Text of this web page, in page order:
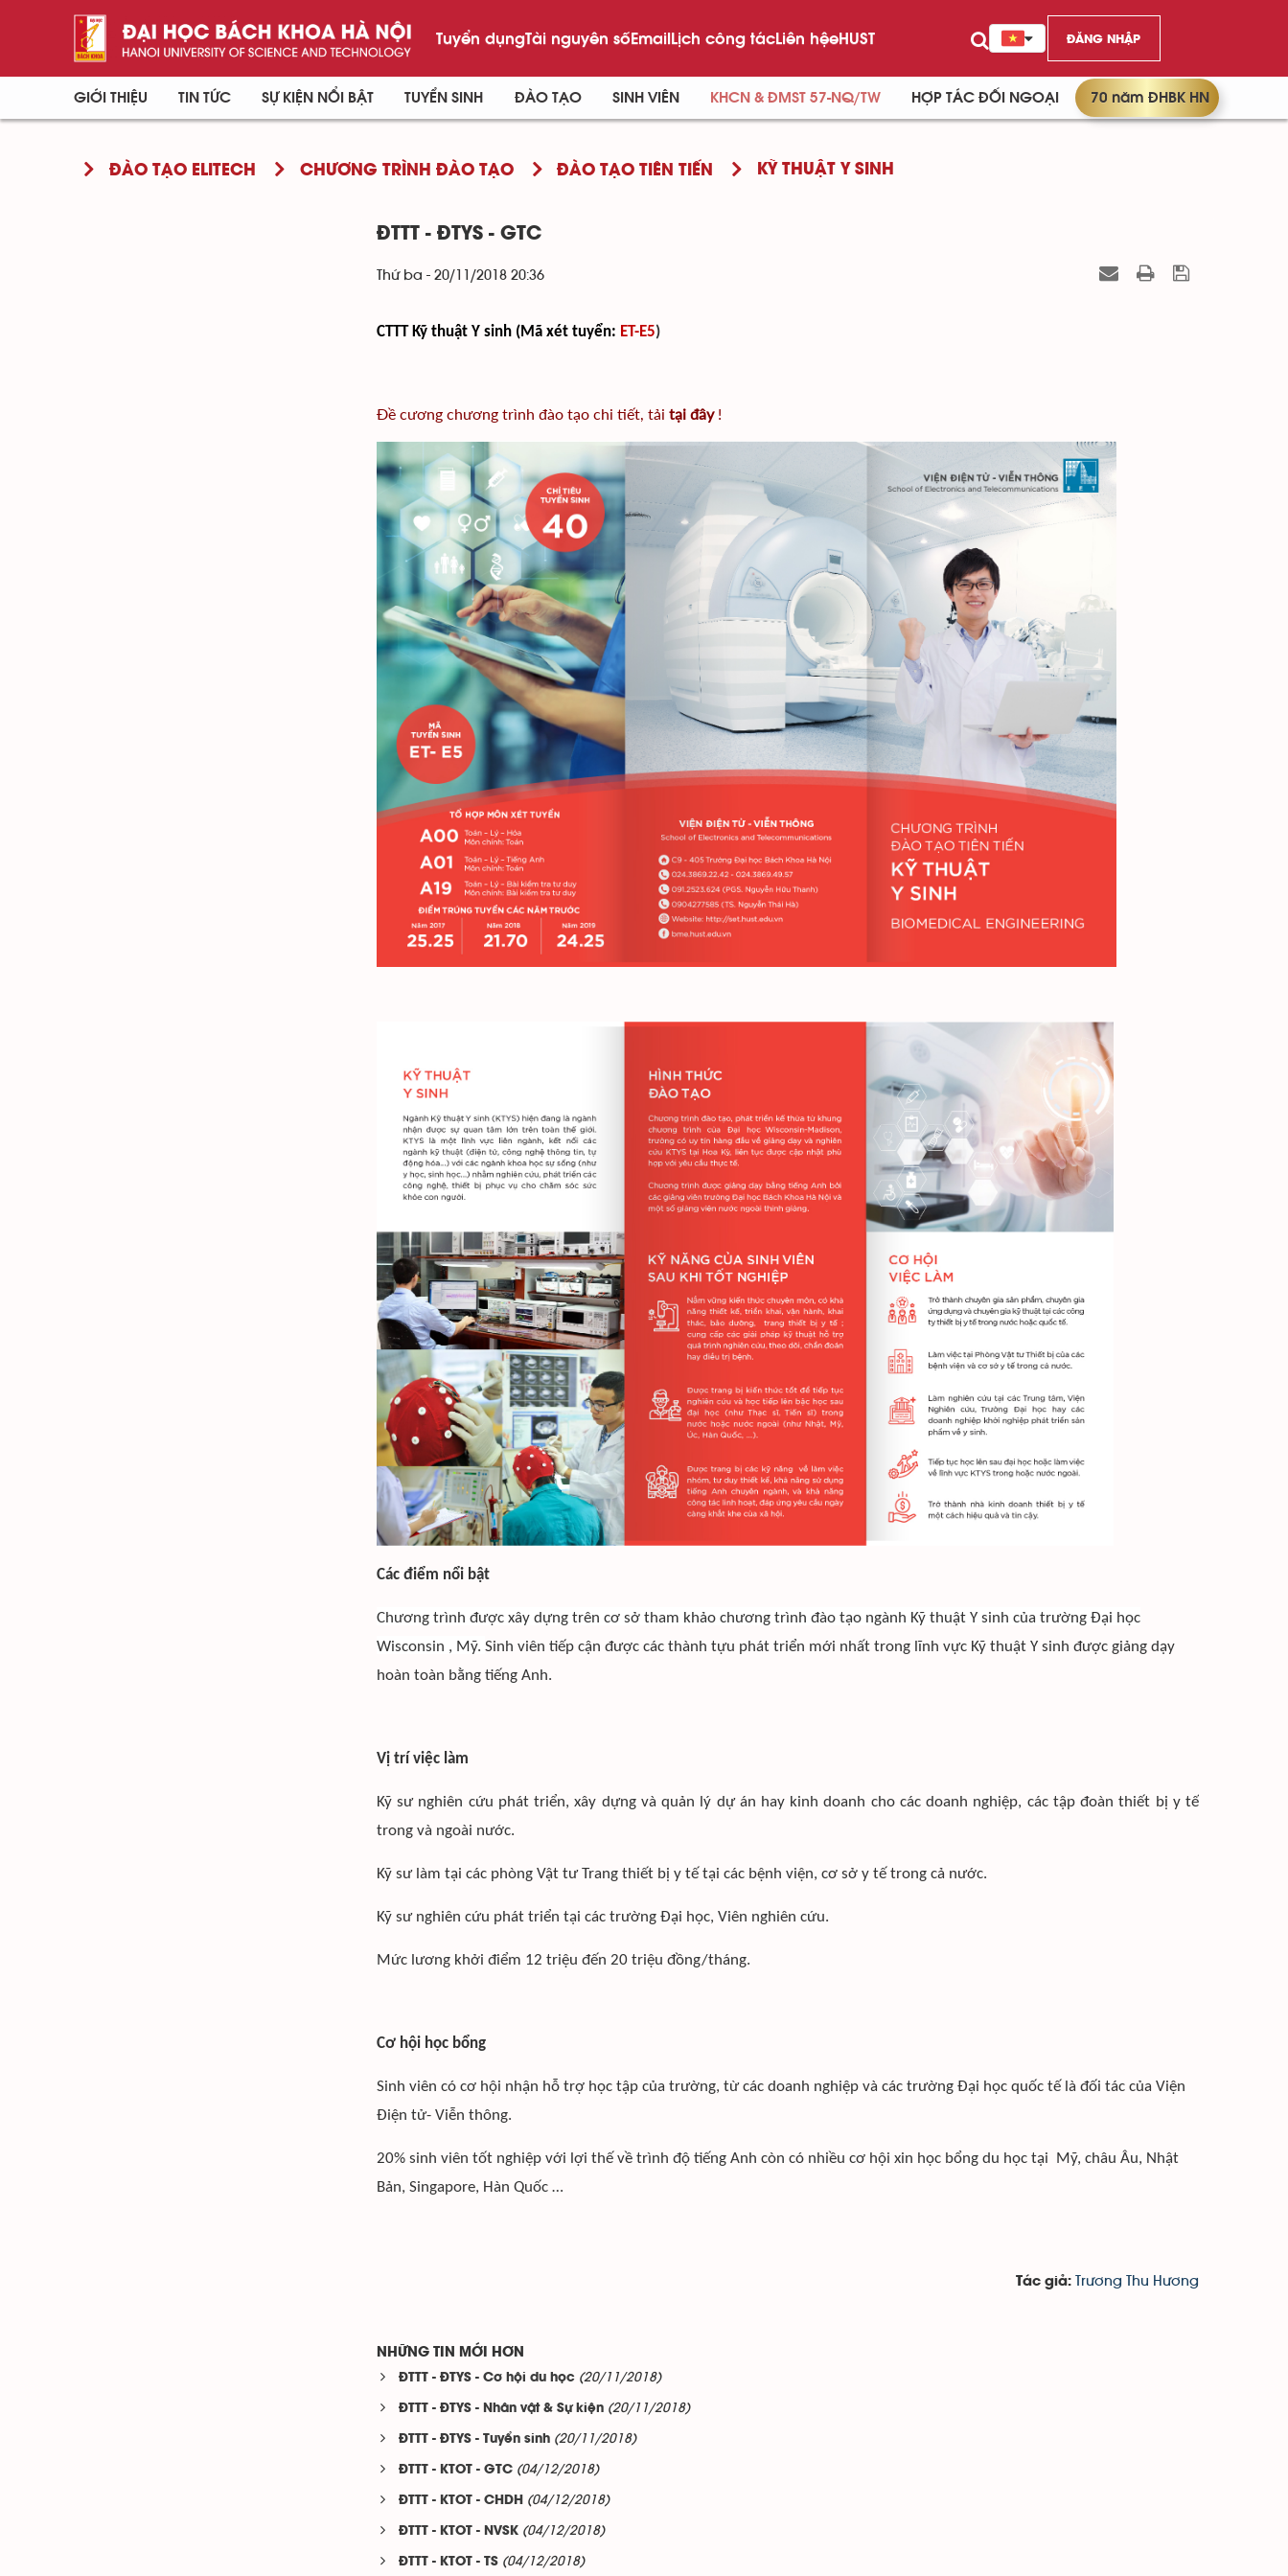
Tuyển dụngTài nguyên sốEmailLịch công tácLiên hệeHUST ĐĂNG NHẬP
GIỚI THIỆU TIN TỨC SỰ KIỆN NỔI BẬT TUYỂN SINH ĐÀO TẠO SINH VIÊN KHCN & ĐMST 57-NQ/TW HỢP TÁC ĐỐI NGOẠI 70 năm ĐHBK HN
ĐÀO TẠO ELITECH CHƯƠNG TRÌNH ĐÀO TẠO ĐÀO TẠO TIÊN TIẾN KỸ THUẬT Y SINH
ĐTTT - ĐTYS - GTC
Thứ ba - 20/11/2018 20:36
CTTT Kỹ thuật Y sinh (Mã xét tuyển: ET-E5)
Đề cương chương trình đào tạo chi tiết, tải tại đây!
Các điểm nổi bật
Chương trình được xây dựng trên cơ sở tham khảo chương trình đào tạo ngành Kỹ thuật Y sinh của trường Đại học
Wisconsin , Mỹ. Sinh viên tiếp cận được các thành tựu phát triển mới nhất trong lĩnh vực Kỹ thuật Y sinh được giảng dạy
hoàn toàn bằng tiếng Anh.
Vị trí việc làm
Kỹ sư nghiên cứu phát triển, xây dựng và quản lý dự án hay kinh doanh cho các doanh nghiệp, các tập đoàn thiết bị y tế
trong và ngoài nước.
Kỹ sư làm tại các phòng Vật tư Trang thiết bị y tế tại các bệnh viện, cơ sở y tế trong cả nước.
Kỹ sư nghiên cứu phát triển tại các trường Đại học, Viên nghiên cứu.
Mức lương khởi điểm 12 triệu đến 20 triệu đồng/tháng.
Cơ hội học bổng
Sinh viên có cơ hội nhận hỗ trợ học tập của trường, từ các doanh nghiệp và các trường Đại học quốc tế là đối tác của Viện
Điện tử- Viễn thông.
20% sinh viên tốt nghiệp với lợi thế về trình độ tiếng Anh còn có nhiều cơ hội xin học bổng du học tại Mỹ, châu Âu, Nhật
Bản, Singapore, Hàn Quốc …
Tác giả: Trương Thu Hương
NHỮNG TIN MỚI HƠN
ĐTTT - ĐTYS - Cơ hội du học (20/11/2018)
ĐTTT - ĐTYS - Nhân vật & Sự kiện (20/11/2018)
ĐTTT - ĐTYS - Tuyển sinh (20/11/2018)
ĐTTT - KTOT - GTC (04/12/2018)
ĐTTT - KTOT - CHDH (04/12/2018)
ĐTTT - KTOT - NVSK (04/12/2018)
ĐTTT - KTOT - TS (04/12/2018)